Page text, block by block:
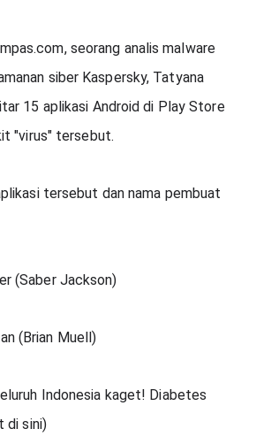
seorang analis malware
siber Kaspersky, Tatyana
15 aplikasi Android di Play Store
"virus" tersebut.
tersebut dan nama pembuat
(Saber Jackson)
(Brian Muell)
Indonesia kaget! Diabetes
di sini)